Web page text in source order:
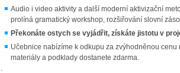
Audio i video aktivity a další moderní aktivizační
prolíná gramatický workshop, rozšiřování slovní
Překonáte ostych se vyjádřit, získáte jistotu v
Učebnice nabízíme k odkupu za zvýhodněnou
materiály a podklady dostanete zdarma.
.